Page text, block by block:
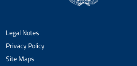
Legal Notes
Privacy Policy
Site Maps